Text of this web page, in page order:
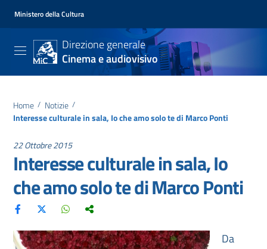
Ministero della Cultura
Direzione generale
Cinema e audiovisivo
Home / Notizie /
Interesse culturale in sala, Io che amo solo te di Marco Ponti
22 Ottobre 2015
Interesse culturale in sala, Io
che amo solo te di Marco Ponti
Da